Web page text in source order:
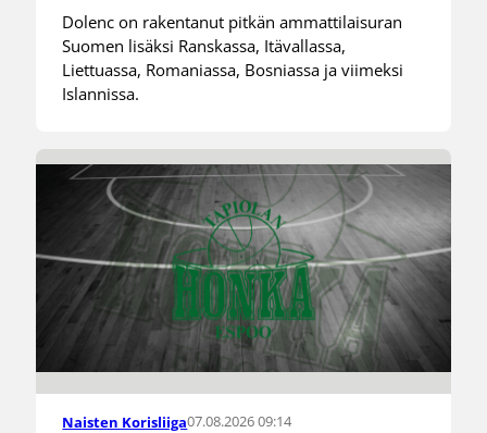
Dolenc on rakentanut pitkän ammattilaisuran
Suomen lisäksi Ranskassa, Itävallassa,
Liettuassa, Romaniassa, Bosniassa ja viimeksi
Islannissa.
Naisten Korisliiga07.08.2026 09:14